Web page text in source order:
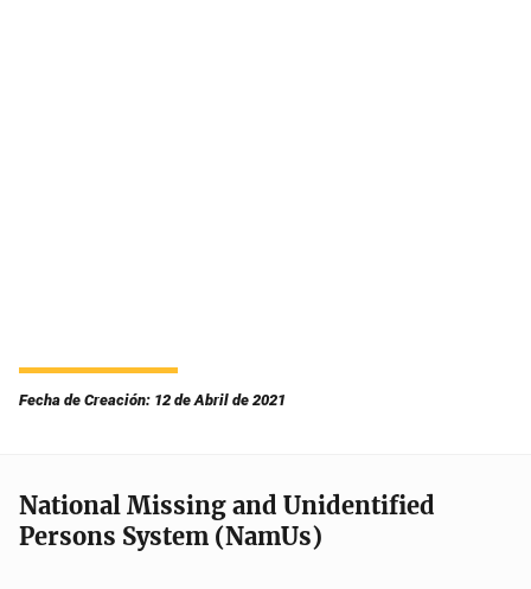
Fecha de Creación: 12 de Abril de 2021
National Missing and Unidentified
Persons System (NamUs)